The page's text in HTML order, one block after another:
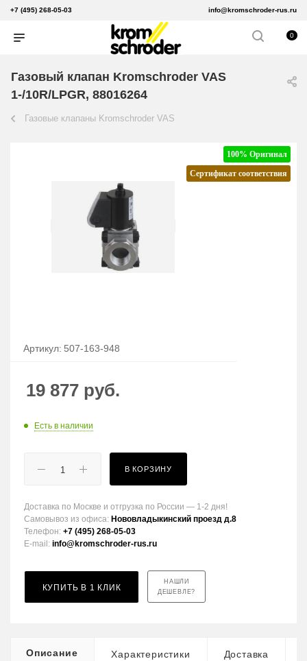
+7 (495) 268-05-03 info@kromschroder-rus.ru
0
Газовый клапан Kromschroder VAS
1-/10R/LPGR, 88016264
Газовые клапаны Kromschroder VAS
100% Оригинал
Сертификат соответствия
Артикул: 507-163-948
19 877 руб.
Есть в наличии
В КОРЗИНУ
Доставка по Москве и отгрузка по России — 1-2 дня!
Самовывоз из офиса: Нововладыкинский проезд д.8
Телефон: +7 (495) 268-05-03
E-mail: info@kromschroder-rus.ru
КУПИТЬ В 1 КЛИК
НАШЛИ
ДЕШЕВЛЕ?
Описание Характеристики Доставка